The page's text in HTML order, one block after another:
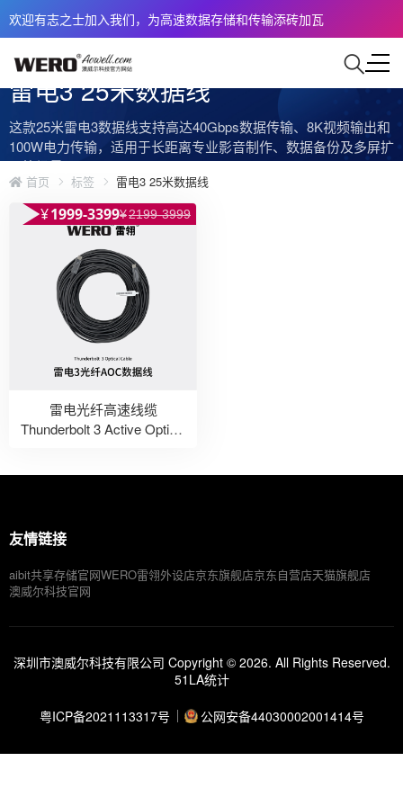
欢迎有志之士加入我们，为高速数据存储和传输添砖加瓦
雷电3 25米数据线
这款25米雷电3数据线支持高达40Gbps数据传输、8K视频输出和
100W电力传输，适用于长距离专业影音制作、数据备份及多屏扩
展等场景。
首页 标签 雷电3 25米数据线
¥1999-3399¥2199-3999
雷电光纤高速线缆
Thunderbolt 3 Active Optical
友情链接
aibit共享存储官网WERO雷翎外设店京东旗舰店京东自营店天猫旗舰店
澳威尔科技官网
深圳市澳威尔科技有限公司 Copyright © 2026. All Rights Reserved.
51LA统计
粤ICP备2021113317号 公网安备44030002001414号